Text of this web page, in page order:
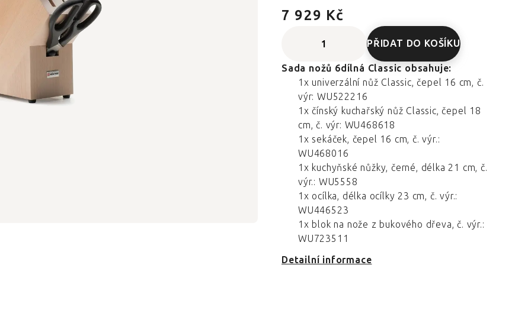
7 929 Kč
PŘIDAT DO KOŠÍKU
Sada nožů 6dílná Classic obsahuje:
1x univerzální nůž Classic, čepel 16 cm, č.
výr: WU522216
1x čínský kuchařský nůž Classic, čepel 18
cm, č. výr: WU468618
1x sekáček, čepel 16 cm, č. výr.:
WU468016
1x kuchyňské nůžky, černé, délka 21 cm, č.
výr.: WU5558
1x ocílka, délka ocílky 23 cm, č. výr.:
WU446523
1x blok na nože z bukového dřeva, č. výr.:
WU723511
Detailní informace